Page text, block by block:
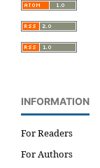
INFORMATION
For Readers
For Authors